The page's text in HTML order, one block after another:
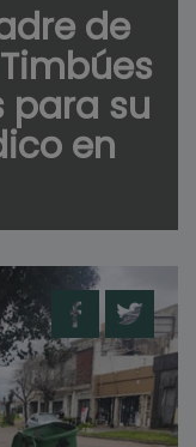
de
para su
en